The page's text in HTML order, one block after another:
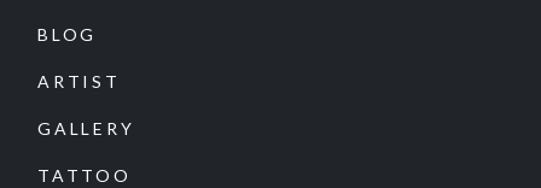
BLOG
ARTIST
GALLERY
TATTOO